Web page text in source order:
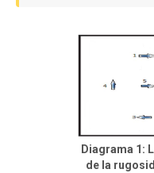
Diagrama 1:
de la